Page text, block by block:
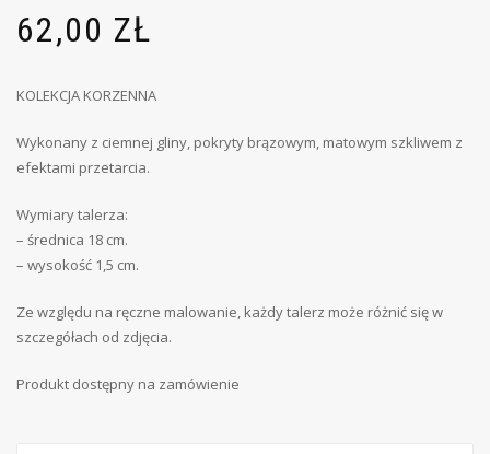
62,00 ZŁ
KOLEKCJA KORZENNA
Wykonany z ciemnej gliny, pokryty brązowym, matowym szkliwem z
efektami przetarcia.
Wymiary talerza:
– średnica 18 cm.
– wysokość 1,5 cm.
Ze względu na ręczne malowanie, każdy talerz może różnić się w
szczegółach od zdjęcia.
Produkt dostępny na zamówienie